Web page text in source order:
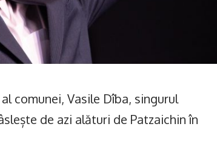
comunei, Vasile Dîba, singurul
de azi alături de Patzaichin în